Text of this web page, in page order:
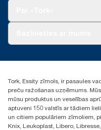
+371 29141799
Atrast izplatītāju
Ulbrokas street 19A
Riga, Latvija
LV-1028
Tork, Essity zīmols, ir pasaules
preču ražošanas uzņēmums.
mūsu produktus un veselības
aptuveni 150 valstīs ar tādiem
un citiem populāriem zīmoliem,
Knix, Leukoplast, Libero,